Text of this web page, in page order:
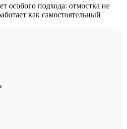
особого подхода: отмостка не
как самостоятельный